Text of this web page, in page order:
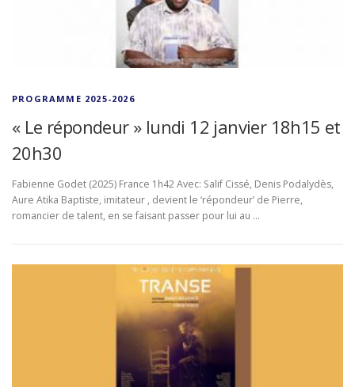
PROGRAMME 2025-2026
« Le répondeur » lundi 12 janvier 18h15 et
20h30
Fabienne Godet (2025) France 1h42 Avec: Salif Cissé, Denis Podalydès,
Aure Atika Baptiste, imitateur , devient le ‘répondeur’ de Pierre,
romancier de talent, en se faisant passer pour lui au …